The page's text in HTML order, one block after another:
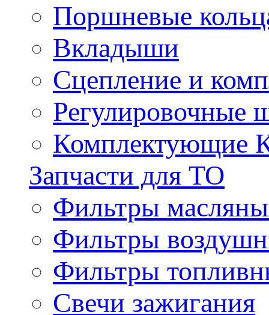
Поршневые
Вкладыши
Сцепление и
Регулировочные
Комплектующие
Запчасти для ТО
Фильтры
Фильтры
Фильтры
Свечи зажигания